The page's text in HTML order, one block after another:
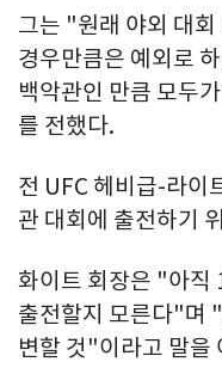
그는 "원래 야외 대
경우만큼은 예외로
백악관인 만큼 모두
를 전했다.
전 UFC 헤비급-라이
관 대회에 출전하기
화이트 회장은 "아직
출전할지 모른다"며
변할 것"이라고 말을